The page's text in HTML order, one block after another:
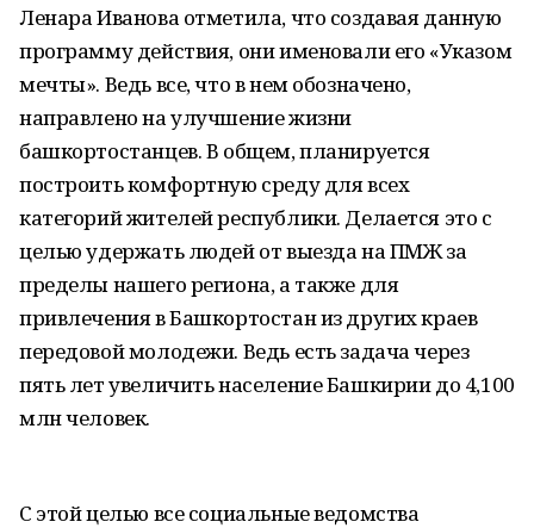
Ленара Иванова отметила, что создавая данную
программу действия, они именовали его «Указом
мечты». Ведь все, что в нем обозначено,
направлено на улучшение жизни
башкортостанцев. В общем, планируется
построить комфортную среду для всех
категорий жителей республики. Делается это с
целью удержать людей от выезда на ПМЖ за
пределы нашего региона, а также для
привлечения в Башкортостан из других краев
передовой молодежи. Ведь есть задача через
пять лет увеличить население Башкирии до 4,100
млн человек.
С этой целью все социальные ведомства